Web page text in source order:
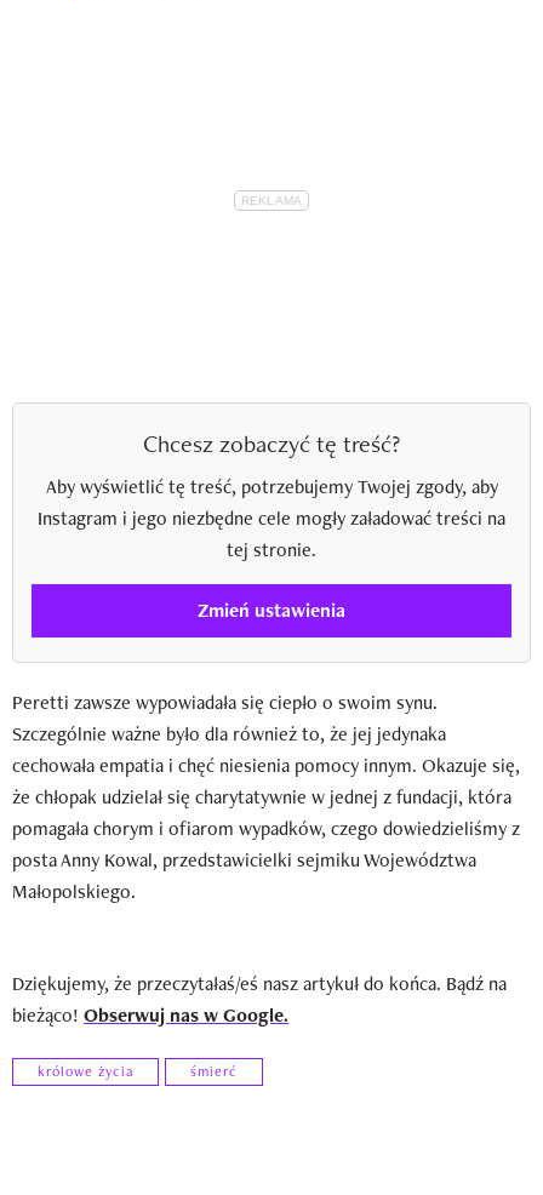
Chcesz zobaczyć tę treść?
Aby wyświetlić tę treść, potrzebujemy Twojej zgody, aby
Instagram i jego niezbędne cele mogły załadować treści na
tej stronie.
Zmień ustawienia
Peretti zawsze wypowiadała się ciepło o swoim synu.
Szczególnie ważne było dla również to, że jej jedynaka
cechowała empatia i chęć niesienia pomocy innym. Okazuje się,
że chłopak udzielał się charytatywnie w jednej z fundacji, która
pomagała chorym i ofiarom wypadków, czego dowiedzieliśmy z
posta Anny Kowal, przedstawicielki sejmiku Województwa
Małopolskiego.
Dziękujemy, że przeczytałaś/eś nasz artykuł do końca. Bądź na
bieżąco! Obserwuj nas w Google.
królowe życia śmierć